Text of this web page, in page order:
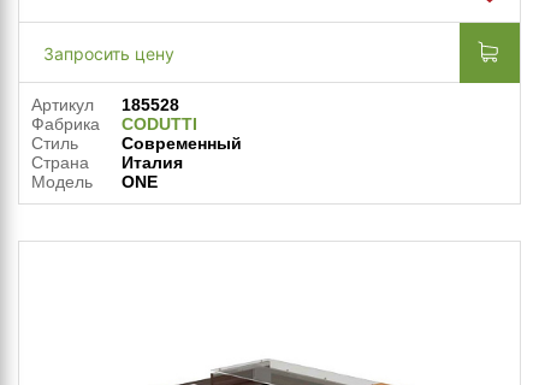
Запросить цену
Артикул
185528
Фабрика
CODUTTI
Стиль
Современный
Страна
Италия
Модель
ONE